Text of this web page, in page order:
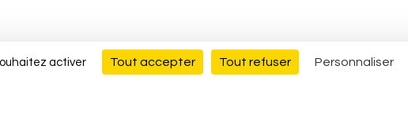
activer Tout accepter Tout refuser Personnaliser